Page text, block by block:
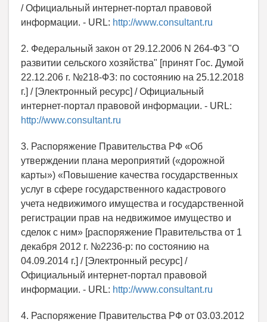
/ Официальный интернет-портал правовой
информации. - URL: http://www.consultant.ru
2. Федеральный закон от 29.12.2006 N 264-ФЗ "О
развитии сельского хозяйства" [принят Гос. Думой
22.12.206 г. №218-ФЗ: по состоянию на 25.12.2018
г.] / [Электронный ресурс] / Официальный
интернет-портал правовой информации. - URL:
http://www.consultant.ru
3. Распоряжение Правительства РФ «Об
утверждении плана мероприятий («дорожной
карты») «Повышение качества государственных
услуг в сфере государственного кадастрового
учета недвижимого имущества и государственной
регистрации прав на недвижимое имущество и
сделок с ним» [распоряжение Правительства от 1
декабря 2012 г. №2236-р: по состоянию на
04.09.2014 г.] / [Электронный ресурс] /
Официальный интернет-портал правовой
информации. - URL: http://www.consultant.ru
4. Распоряжение Правительства РФ от 03.03.2012